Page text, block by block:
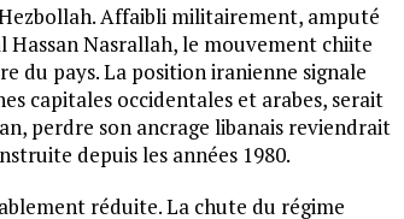
Affaibli militairement, amputé
Hassan Nasrallah, le mouvement chiite
du pays. La position iranienne signale
capitales occidentales et arabes, serait
perdre son ancrage libanais reviendrait
depuis les années 1980.
réduite. La chute du régime